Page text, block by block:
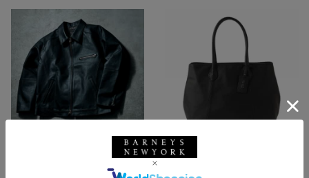
BARNEYS NEW YORK